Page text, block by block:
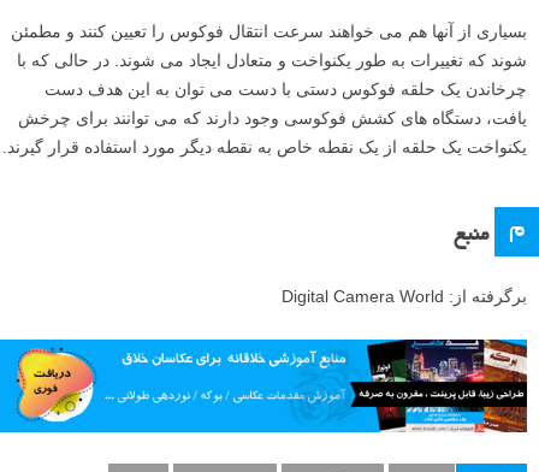
بسیاری از آنها هم می خواهند سرعت انتقال فوکوس را تعیین کنند و مطمئن
شوند که تغییرات به طور یکنواخت و متعادل ایجاد می شوند. در حالی که با
چرخاندن یک حلقه فوکوس دستی با دست می توان به این هدف دست
یافت، دستگاه های کشش فوکوسی وجود دارند که می توانند برای چرخش
یکنواخت یک حلقه از یک نقطه خاص به نقطه دیگر مورد استفاده قرار گیرند.
م منبع
برگرفته از: Digital Camera World